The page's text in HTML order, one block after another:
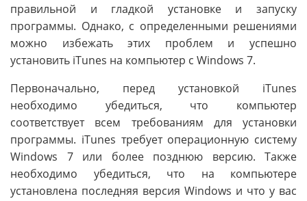
правильной и гладкой установке и запуску
программы. Однако, с определенными решениями
можно избежать этих проблем и успешно
установить iTunes на компьютер с Windows 7.
Первоначально, перед установкой iTunes
необходимо убедиться, что компьютер
соответствует всем требованиям для установки
программы. iTunes требует операционную систему
Windows 7 или более позднюю версию. Также
необходимо убедиться, что на компьютере
установлена последняя версия Windows и что у вас